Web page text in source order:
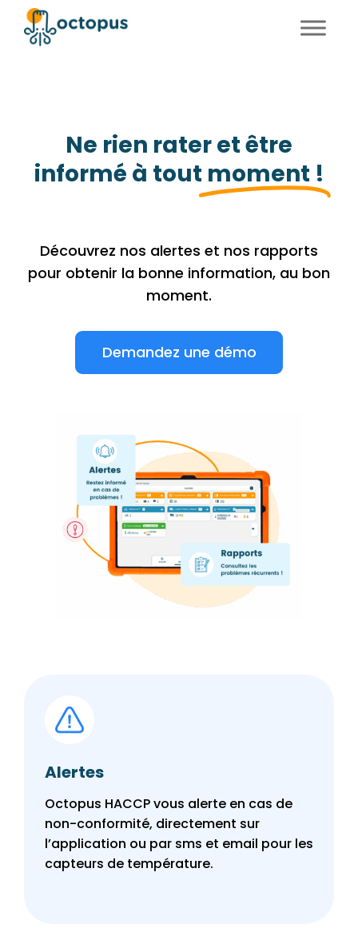
Ne rien rater et être
informé à tout moment !
Découvrez nos alertes et nos rapports
pour obtenir la bonne information, au bon
moment.
Demandez une démo
Alertes
Octopus HACCP vous alerte en cas de
non-conformité, directement sur
l’application ou par sms et email pour les
capteurs de température.